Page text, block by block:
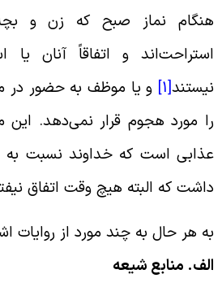
نماز صبح که زن و
و اتفاقاً آنان یا
[1] و یا موظف به حضور در
مورد هجوم قرار نمی‌دهد. این
است که خداوند نسبت به
که البته هیچ وقت اتفاق
هر حال به چند مورد از روایات
منابع شیعه